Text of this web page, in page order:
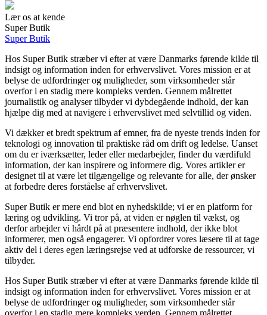
Lær os at kende
Super Butik
Super Butik
Hos Super Butik stræber vi efter at være Danmarks førende kilde til
indsigt og information inden for erhvervslivet. Vores mission er at
belyse de udfordringer og muligheder, som virksomheder står
overfor i en stadig mere kompleks verden. Gennem målrettet
journalistik og analyser tilbyder vi dybdegående indhold, der kan
hjælpe dig med at navigere i erhvervslivet med selvtillid og viden.
Vi dækker et bredt spektrum af emner, fra de nyeste trends inden for
teknologi og innovation til praktiske råd om drift og ledelse. Uanset
om du er iværksætter, leder eller medarbejder, finder du værdifuld
information, der kan inspirere og informere dig. Vores artikler er
designet til at være let tilgængelige og relevante for alle, der ønsker
at forbedre deres forståelse af erhvervslivet.
Super Butik er mere end blot en nyhedskilde; vi er en platform for
læring og udvikling. Vi tror på, at viden er nøglen til vækst, og
derfor arbejder vi hårdt på at præsentere indhold, der ikke blot
informerer, men også engagerer. Vi opfordrer vores læsere til at tage
aktiv del i deres egen læringsrejse ved at udforske de ressourcer, vi
tilbyder.
Hos Super Butik stræber vi efter at være Danmarks førende kilde til
indsigt og information inden for erhvervslivet. Vores mission er at
belyse de udfordringer og muligheder, som virksomheder står
overfor i en stadig mere kompleks verden. Gennem målrettet